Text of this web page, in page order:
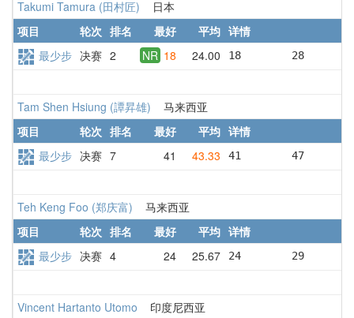
Takumi Tamura (田村匠) 日本
项目
轮次 排名 最好 平均 详情
最少步 决赛 2 NR 18 24.00 18        28
Tam Shen Hsiung (譚昇雄) 马来西亚
项目
轮次 排名 最好 平均 详情
最少步 决赛 7 41 43.33 41        47
Teh Keng Foo (郑庆富) 马来西亚
项目
轮次 排名 最好 平均 详情
最少步 决赛 4 24 25.67 24        29
Vincent Hartanto Utomo 印度尼西亚